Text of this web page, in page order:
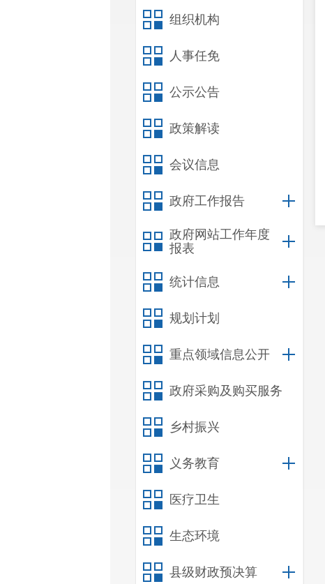
组织机构
人事任免
公示公告
政策解读
会议信息
政府工作报告
政府网站工作年度
报表
统计信息
规划计划
重点领域信息公开
政府采购及购买服务
乡村振兴
义务教育
医疗卫生
生态环境
县级财政预决算